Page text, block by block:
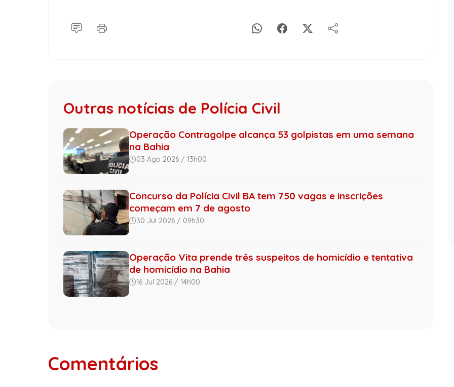
Outras notícias de Polícia Civil
Operação Contragolpe alcança 53 golpistas em uma semana
na Bahia
03 Ago 2026 / 13h00
Concurso da Polícia Civil BA tem 750 vagas e inscrições
começam em 7 de agosto
30 Jul 2026 / 09h30
Operação Vita prende três suspeitos de homicídio e tentativa
de homicídio na Bahia
16 Jul 2026 / 14h00
Comentários